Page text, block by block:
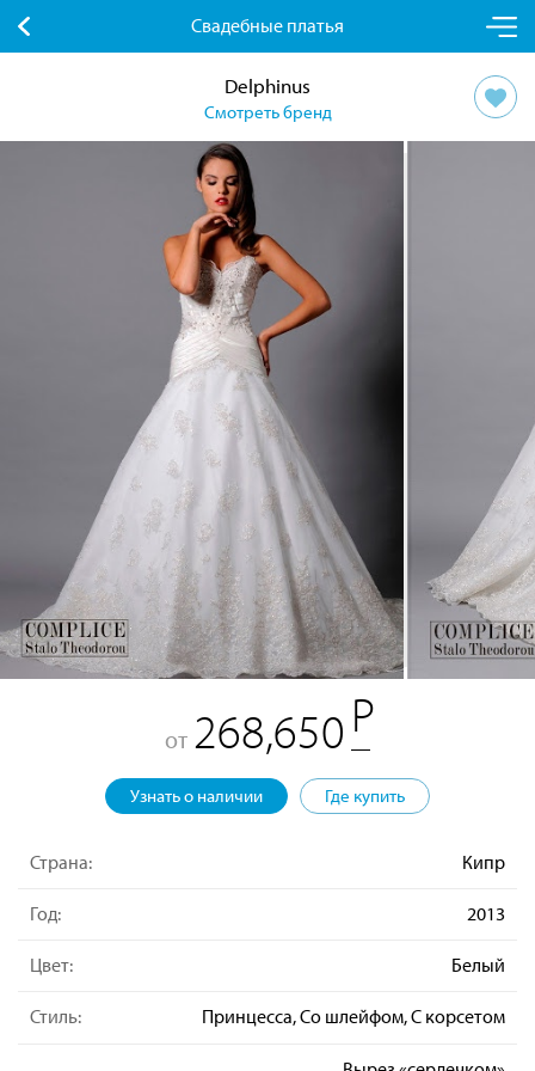
Свадебные платья
Delphinus
Смотреть бренд
от 268,650
Узнать о наличии Где купить
Страна: Кипр
Год: 2013
Цвет: Белый
Стиль: Принцесса, Со шлейфом, С корсетом